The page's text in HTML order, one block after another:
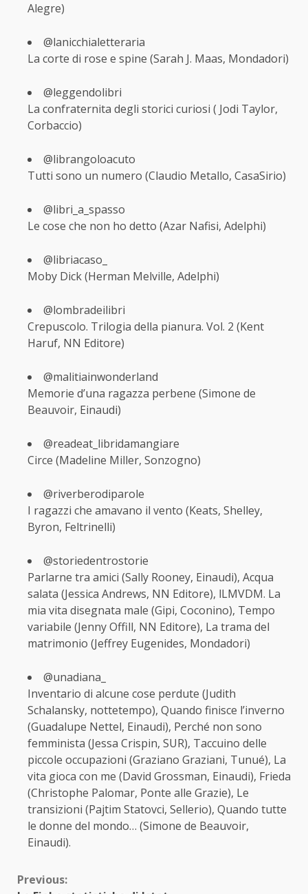
Alegre)
@lanicchialetteraria
La corte di rose e spine (Sarah J. Maas, Mondadori)
@leggendolibri
La confraternita degli storici curiosi ( Jodi Taylor,
Corbaccio)
@librangoloacuto
Tutti sono un numero (Claudio Metallo, CasaSirio)
@libri_a_spasso
Le cose che non ho detto (Azar Nafisi, Adelphi)
@libriacaso_
Moby Dick (Herman Melville, Adelphi)
@lombradeilibri
Crepuscolo. Trilogia della pianura. Vol. 2 (Kent
Haruf, NN Editore)
@malitiainwonderland
Memorie d’una ragazza perbene (Simone de
Beauvoir, Einaudi)
@readeat_libridamangiare
Circe (Madeline Miller, Sonzogno)
@riverberodiparole
I ragazzi che amavano il vento (Keats, Shelley,
Byron, Feltrinelli)
@storiedentrostorie
Parlarne tra amici (Sally Rooney, Einaudi), Acqua
salata (Jessica Andrews, NN Editore), lLMVDM. La
mia vita disegnata male (Gipi, Coconino), Tempo
variabile (Jenny Offill, NN Editore), La trama del
matrimonio (Jeffrey Eugenides, Mondadori)
@unadiana_
Inventario di alcune cose perdute (Judith
Schalansky, nottetempo), Quando finisce l’inverno
(Guadalupe Nettel, Einaudi), Perché non sono
femminista (Jessa Crispin, SUR), Taccuino delle
piccole occupazioni (Graziano Graziani, Tunué), La
vita gioca con me (David Grossman, Einaudi), Frieda
(Christophe Palomar, Ponte alle Grazie), Le
transizioni (Pajtim Statovci, Sellerio), Quando tutte
le donne del mondo… (Simone de Beauvoir,
Einaudi).
Continue
Previous: